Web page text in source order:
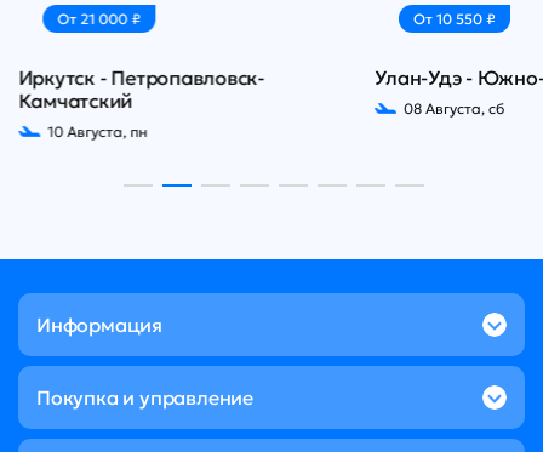
От 21 000 ₽
Иркутск - Петропавловск-
Камчатский
10 Августа, пн
От 10 550 ₽
Улан-Удэ -
08 Августа, сб
Информация
Покупка и управление